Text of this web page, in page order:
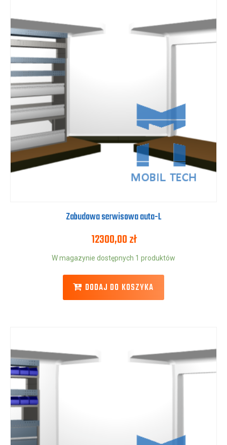
Zabudowa serwisowa auta-L
12300,00zł
W magazynie dostępnych 1 produktów
DODAJ DO KOSZYKA